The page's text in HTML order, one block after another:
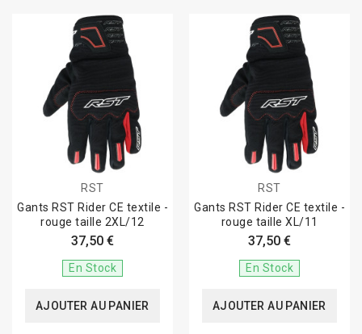
RST
Gants RST Rider CE textile -
rouge taille 2XL/12
37,50 €
En Stock
AJOUTER AU PANIER
RST
Gants RST Rider CE textile -
rouge taille XL/11
37,50 €
En Stock
AJOUTER AU PANIER